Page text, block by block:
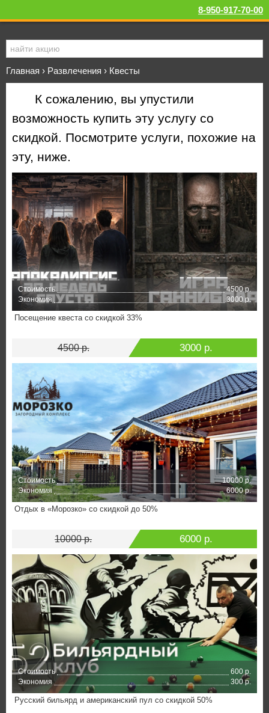
8-950-917-70-00
Главная › Развлечения › Квесты
К сожалению, вы упустили
возможность купить эту услугу со
скидкой. Посмотрите услуги, похожие на
эту, ниже.
Стоимость
4500 р.
Экономия
3000 р.
Посещение квеста со скидкой 33%
4500 р. 3000 р.
Стоимость
10000 р.
Экономия
6000 р.
Отдых в «Морозко» со скидкой до 50%
10000 р. 6000 р.
Стоимость
600 р.
Экономия
300 р.
Русский бильярд и американский пул со скидкой 50%